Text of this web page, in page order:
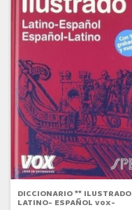
DICCIONARIO ** ILUSTRADO
LATINO- ESPAÑOL vox-